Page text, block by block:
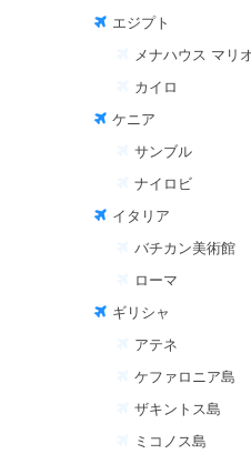
エジプト
メナハウス マリ
カイロ
ケニア
サンブル
ナイロビ
イタリア
バチカン美術館
ローマ
ギリシャ
アテネ
ケファロニア島
ザキントス島
ミコノス島